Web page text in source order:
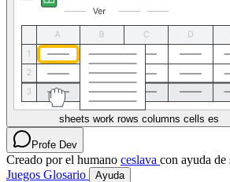
sheets work rows columns cells es
Profe Dev
Creado por el humano ceslava con ayuda de
Juegos Glosario Ayuda